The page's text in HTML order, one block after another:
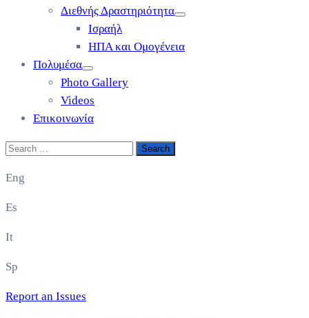
Διεθνής Δραστηριότητα
Ισραήλ
ΗΠΑ και Ομογένεια
Πολυμέσα
Photo Gallery
Videos
Επικοινωνία
Eng
Es
It
Sp
Report an Issues